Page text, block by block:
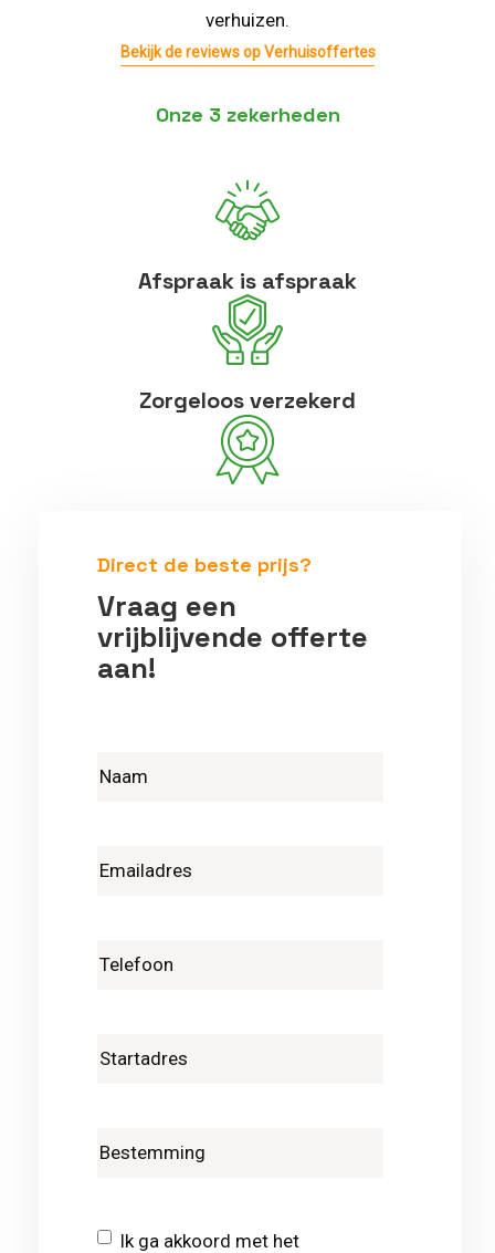
verhuizen.
Bekijk de reviews op Verhuisoffertes
Onze 3 zekerheden
Afspraak is afspraak
Zorgeloos verzekerd
Direct de beste prijs?
Vraag een
vrijblijvende offerte
aan!
Ik ga akkoord met het